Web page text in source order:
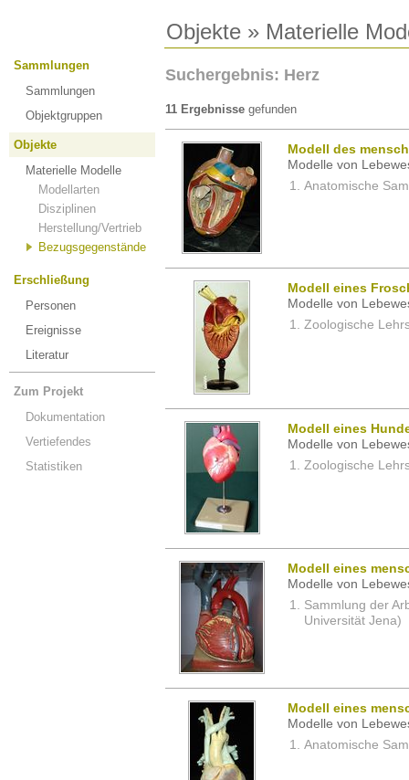
Objekte » Materielle
Sammlungen
Sammlungen
Objektgruppen
Objekte
Materielle Modelle
Modellarten
Disziplinen
Herstellung/Vertrieb
Bezugsgegenstände
Erschließung
Personen
Ereignisse
Literatur
Zum Projekt
Dokumentation
Vertiefendes
Statistiken
Suchergebnis: Herz
11 Ergebnisse gefunden
Modell des
Modelle von
Anatomische
Modell eines
Modelle von
Zoologische
Modell eines
Modelle von
Zoologische
Modell eines
Modelle von
Sammlung der
Universität Jena)
Modell eines
Modelle von
Anatomische